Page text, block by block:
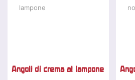
Angoli di crema al lampone